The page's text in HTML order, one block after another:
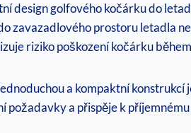
design golfového kočárku do
zavazadlového prostoru letadla
riziko poškození kočárku
a kompaktní
a přispěje k